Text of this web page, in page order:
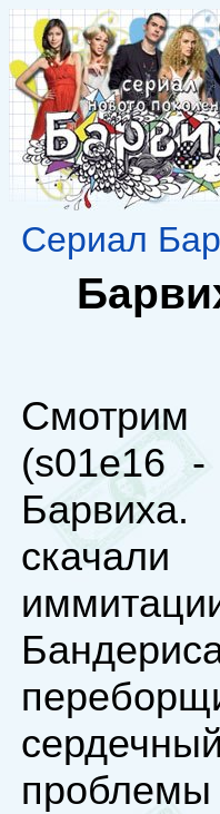
Сериал
(s01e16 -
проблемы